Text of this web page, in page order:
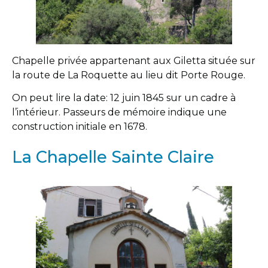
Chapelle privée appartenant aux Giletta située sur
la route de La Roquette au lieu dit Porte Rouge.
On peut lire la date: 12 juin 1845 sur un cadre à
l’intérieur. Passeurs de mémoire indique une
construction initiale en 1678.
La Chapelle Sainte Claire